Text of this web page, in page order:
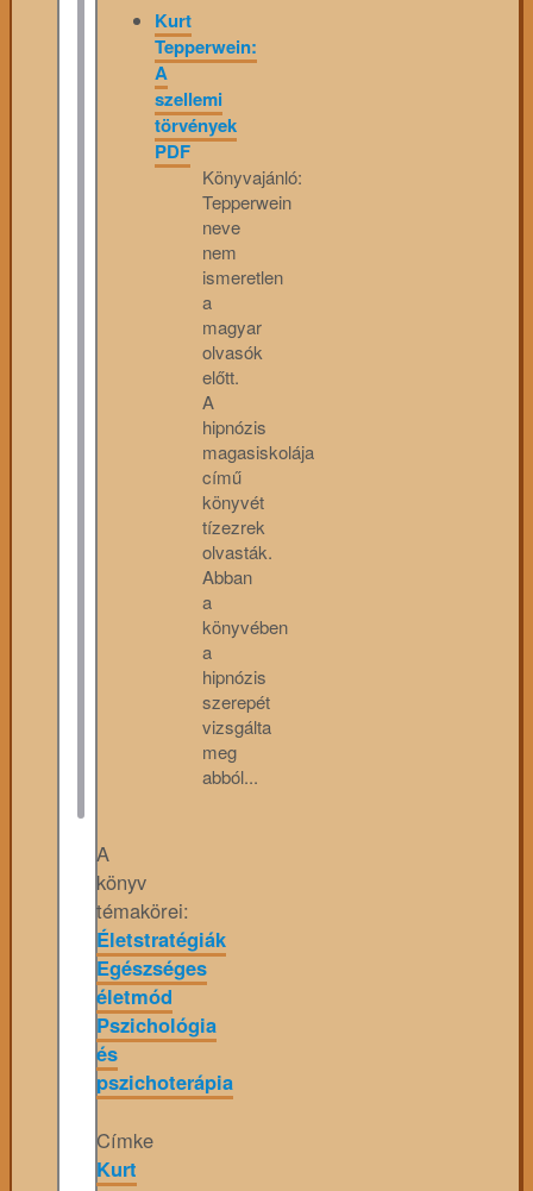
Kurt
Tepperwein:
A
szellemi
törvények
PDF
Könyvajánló:
Tepperwein
neve
nem
ismeretlen
a
magyar
olvasók
előtt.
A
hipnózis
magasiskolája
című
könyvét
tízezrek
olvasták.
Abban
a
könyvében
a
hipnózis
szerepét
vizsgálta
meg
abból...
A
könyv
témakörei:
Életstratégiák
Egészséges
életmód
Pszichológia
és
pszichoterápia
Címke
Kurt